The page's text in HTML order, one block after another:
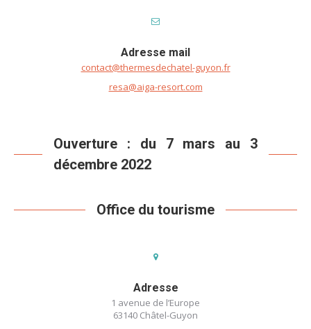
Adresse mail
contact@thermesdechatel-guyon.fr
resa@aiga-resort.com
Ouverture : du 7 mars au 3
décembre 2022
Office du tourisme
Adresse
1 avenue de l’Europe
63140 Châtel-Guyon